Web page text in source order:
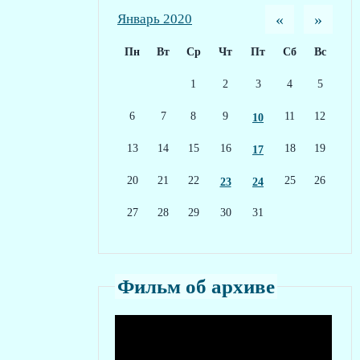
«
Январь 2020 »
Пн Вт Ср Чт Пт Сб Вс
1 2 3 4 5
6 7 8 9 10 11 12
13 14 15 16 17 18 19
20 21 22 23 24 25 26
27 28 29 30 31
Фильм об архиве